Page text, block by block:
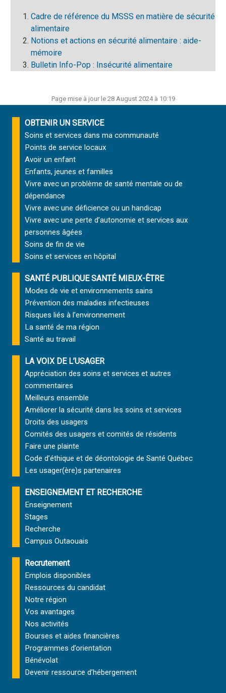
Cadre de référence du MSSS en matière de sécurité
alimentaire
Notions et actions en sécurité alimentaire : aide-
mémoire
Bulletin Info-Pop : Insécurité alimentaire
Page mise à jour le 28 August 2024 à 10:19
OBTENIR UN SERVICE
Soins et services dans ma communauté
Points de service locaux
Avoir un enfant
Enfants, jeunes et familles
Vivre avec un problème de santé mentale ou de
dépendance
Vivre avec une déficience ou un handicap
Vivre avec une perte d’autonomie et services aux
personnes âgées
Soins de fin de vie
Soins et services en hôpital
SANTÉ PUBLIQUE SANTÉ MIEUX-ÊTRE
Modes de vie et environnements sains
Prévention des maladies infectieuses
Risques liés à l’environnement
La santé de ma région
Santé au travail
LA VOIX DE L’USAGER
Appréciation des soins et services et autres
commentaires
Meilleurs ensemble
Améliorer la sécurité dans les soins et services
Droits des usagers
Comités des usagers et comités de résidents
Faire une plainte
Code d’éthique et de déontologie de Santé Québec
Les usager(ère)s partenaires
ENSEIGNEMENT ET RECHERCHE
Enseignement
Stages
Recherche
Campus Outaouais
Recrutement
Emplois disponibles
Ressources du candidat
Notre région
Vos avantages
Nos activités
Bourses et aides financières
Programmes d’orientation
Bénévolat
Devenir ressource d’hébergement